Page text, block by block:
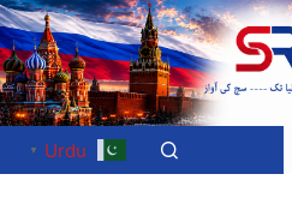
Urdu
▼